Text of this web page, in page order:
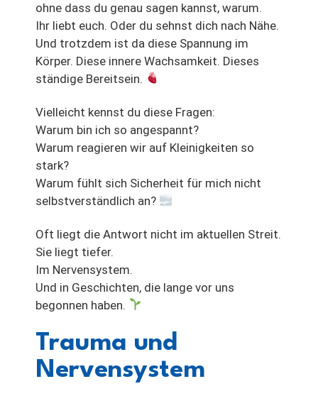
ohne dass du genau sagen kannst, warum.
Ihr liebt euch. Oder du sehnst dich nach Nähe.
Und trotzdem ist da diese Spannung im
Körper. Diese innere Wachsamkeit. Dieses
ständige Bereitsein.
Vielleicht kennst du diese Fragen:
Warum bin ich so angespannt?
Warum reagieren wir auf Kleinigkeiten so
stark?
Warum fühlt sich Sicherheit für mich nicht
selbstverständlich an?
Oft liegt die Antwort nicht im aktuellen Streit.
Sie liegt tiefer.
Im Nervensystem.
Und in Geschichten, die lange vor uns
begonnen haben.
Trauma und
Nervensystem